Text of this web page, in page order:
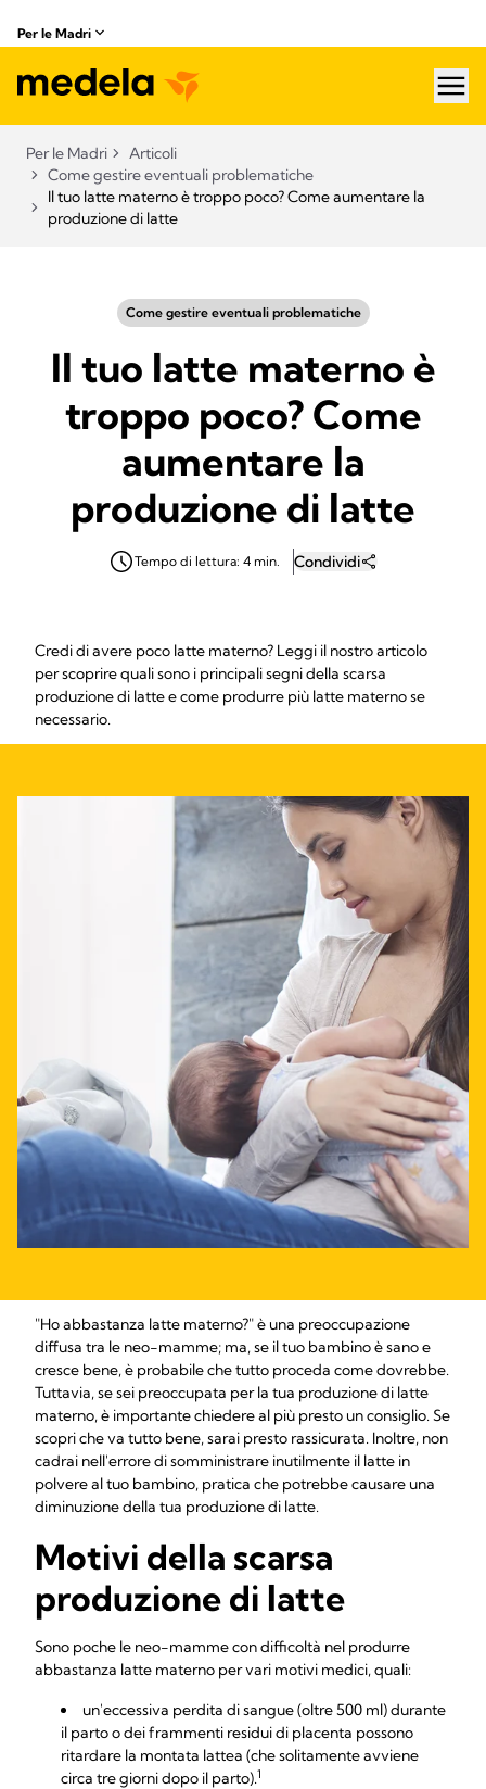
Per le Madri
Per le Madri
Articoli
Come gestire eventuali problematiche
Il tuo latte materno è troppo poco? Come aumentare la
produzione di latte
Come gestire eventuali problematiche
Il tuo latte materno è
troppo poco? Come
aumentare la
produzione di latte
Tempo di lettura: 4 min. Condividi
Credi di avere poco latte materno? Leggi il nostro articolo
per scoprire quali sono i principali segni della scarsa
produzione di latte e come produrre più latte materno se
necessario.
"Ho abbastanza latte materno?" è una preoccupazione
diffusa tra le neo-mamme; ma, se il tuo bambino è sano e
cresce bene, è probabile che tutto proceda come dovrebbe.
Tuttavia, se sei preoccupata per la tua produzione di latte
materno, è importante chiedere al più presto un consiglio. Se
scopri che va tutto bene, sarai presto rassicurata. Inoltre, non
cadrai nell'errore di somministrare inutilmente il latte in
polvere al tuo bambino, pratica che potrebbe causare una
diminuzione della tua produzione di latte.
Motivi della scarsa
produzione di latte
Sono poche le neo-mamme con difficoltà nel produrre
abbastanza latte materno per vari motivi medici, quali:
un'eccessiva perdita di sangue (oltre 500 ml) durante
il parto o dei frammenti residui di placenta possono
ritardare la montata lattea (che solitamente avviene
circa tre giorni dopo il parto).1